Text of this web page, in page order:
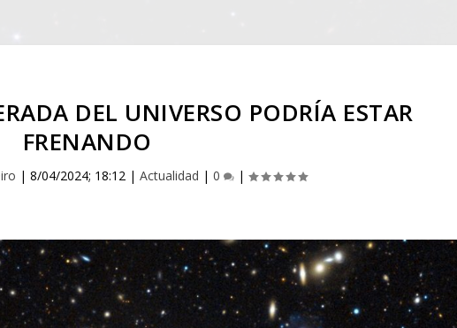
DEL UNIVERSO PODRÍA ESTAR
FRENANDO
|8/04/2024; 18:12 |Actualidad |0 |